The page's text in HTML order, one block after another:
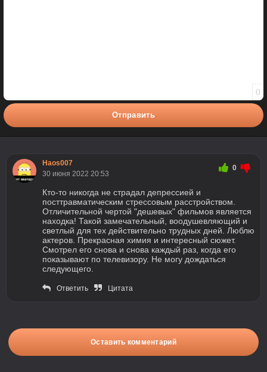
0
Отправить
Haos007
30 июня 2022 20:53
0
Кто-то никогда не страдал депрессией и
посттравматическим стрессовым расстройством.
Отличительной чертой "дешевых" фильмов является
находка! Такой замечательный, воодушевляющий и
светлый для тех действительно трудных дней. Люблю
актеров. Прекрасная химия и интересный сюжет.
Смотрел его снова и снова каждый раз, когда его
показывают по телевизору. Не могу дождаться
следующего.
Ответить Цитата
Оставить комментарий